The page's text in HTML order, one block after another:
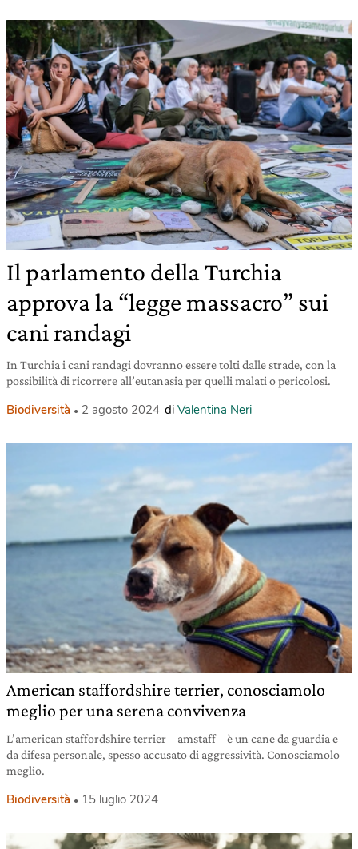
Il parlamento della Turchia
approva la “legge massacro” sui
cani randagi
In Turchia i cani randagi dovranno essere tolti dalle strade, con la
possibilità di ricorrere all’eutanasia per quelli malati o pericolosi.
Biodiversità 2 agosto 2024 di Valentina Neri
American staffordshire terrier, conosciamolo
meglio per una serena convivenza
L’american staffordshire terrier – amstaff – è un cane da guardia e
da difesa personale, spesso accusato di aggressività. Conosciamolo
meglio.
Biodiversità 15 luglio 2024